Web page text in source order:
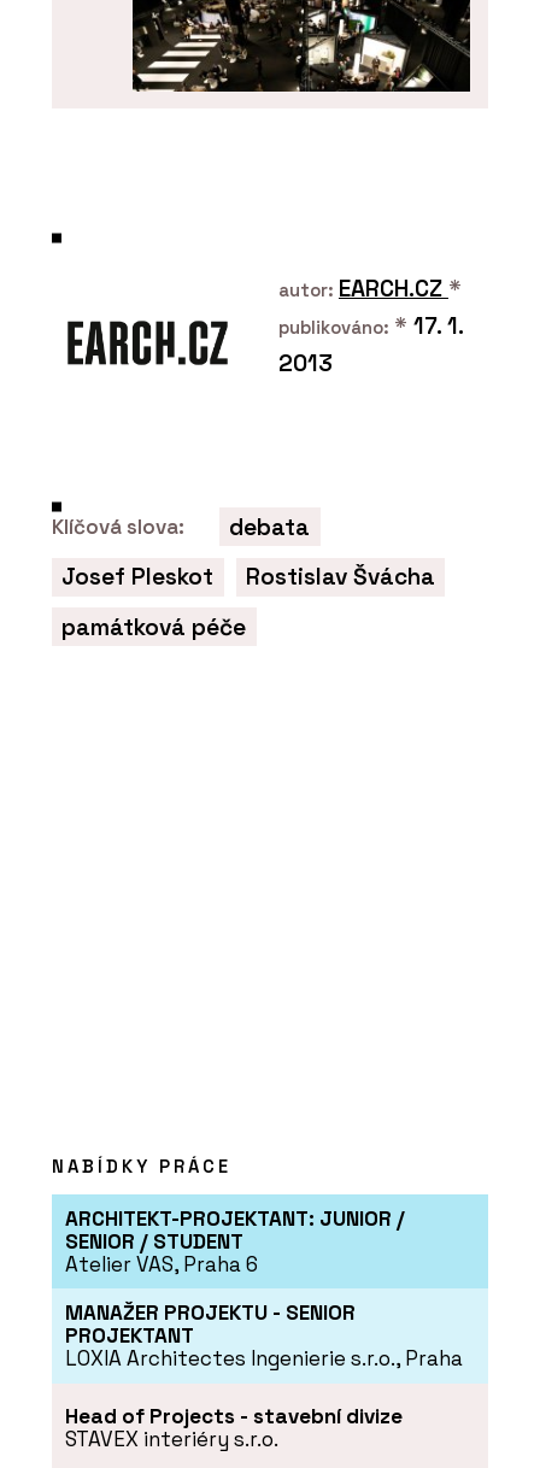
ČLÁNKY
to úplně jiný veletrh architektury a
designu, říká jeho organizátorka
SLUŽBY
Fotografická výstava Project Wall –
ARCHITECT@WORK
autor: EARCH.CZ *
publikováno: * 17. 1.
2013
Klíčová slova:
debata
Josef Pleskot
Rostislav Švácha
památková péče
NABÍDKY PRÁCE
ARCHITEKT-PROJEKTANT: JUNIOR /
SENIOR / STUDENT
Atelier VAS, Praha 6
MANAŽER PROJEKTU - SENIOR
PROJEKTANT
LOXIA Architectes Ingenierie s.r.o., Praha
Head of Projects - stavební divize
STAVEX interiéry s.r.o.